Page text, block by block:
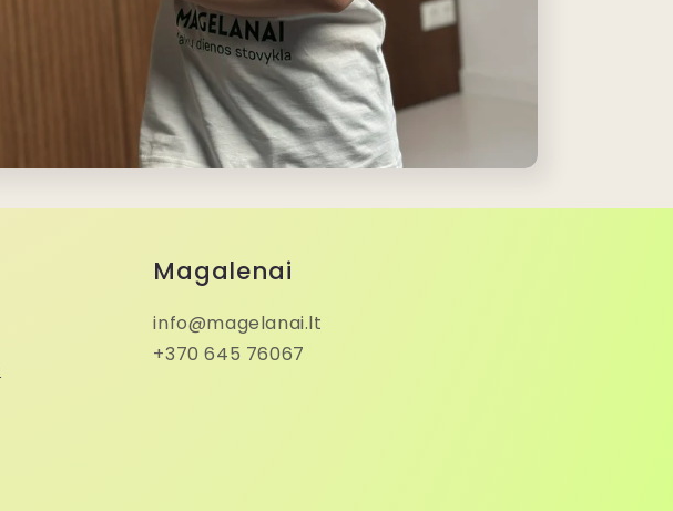
Magalenai
info@magelanai.lt
+370 645 76067